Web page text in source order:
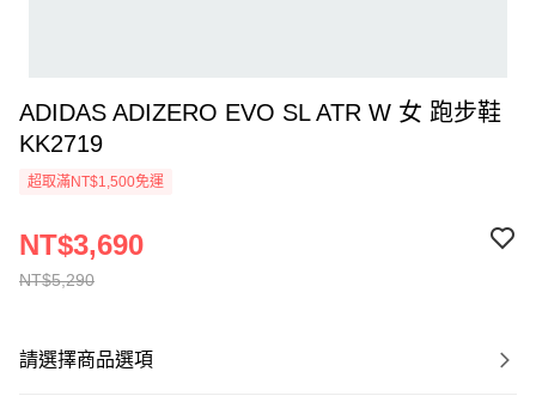
ADIDAS ADIZERO EVO SL ATR W 女 跑步鞋
KK2719
超取滿NT$1,500免運
NT$5,290
NT$3,690
請選擇商品選項